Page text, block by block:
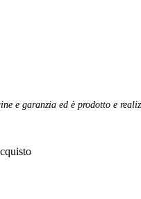
e garanzia ed è prodotto e